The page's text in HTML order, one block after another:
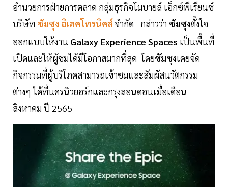
อำนวยการฝ่ายการตลาด กลุ่มธุรกิจโมบายล์ เอ็กซ์พีเรียนซ์
บริษัท ซัมซุง อิเลคโทรนิคส์ จำกัด กล่าวว่า ซัมซุงตั้งใจ
ออกแบบให้งาน Galaxy Experience Spaces เป็นพื้นที่
เปิดและให้ผู้ชมได้มีโอกาสมากที่สุด โดยซัมซุงเคยจัด
กิจกรรมที่ผู้บริโภคสามารถเข้าชมและสัมผัสนวัตกรรม
ต่างๆ ได้ที่นครนิวยอร์กและกรุงลอนดอนเมื่อเดือน
สิงหาคม ปี 2565